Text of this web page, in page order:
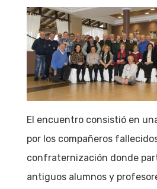
El encuentro consistió en
por los compañeros
confraternización donde
antiguos alumnos y